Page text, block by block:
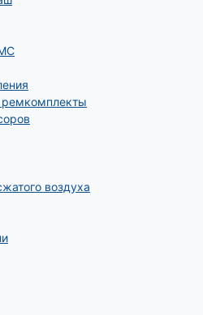
ремкомплекты
воздуха